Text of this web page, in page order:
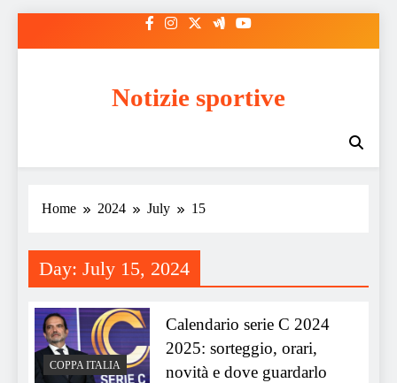
Notizie sportive
Home 2024 July 15
Day: July 15, 2024
COPPA ITALIA
Calendario serie C 2024
2025: sorteggio, orari,
novità e dove guardarlo